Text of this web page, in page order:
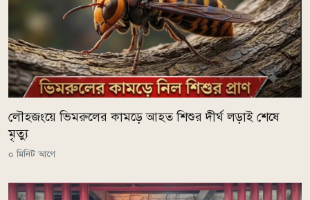
লৌহজংয়ে ভিমরুলের কামড়ে আহত শিশুর দীর্ঘ লড়াই শেষে
মৃত্যু
০ মিনিট আগে